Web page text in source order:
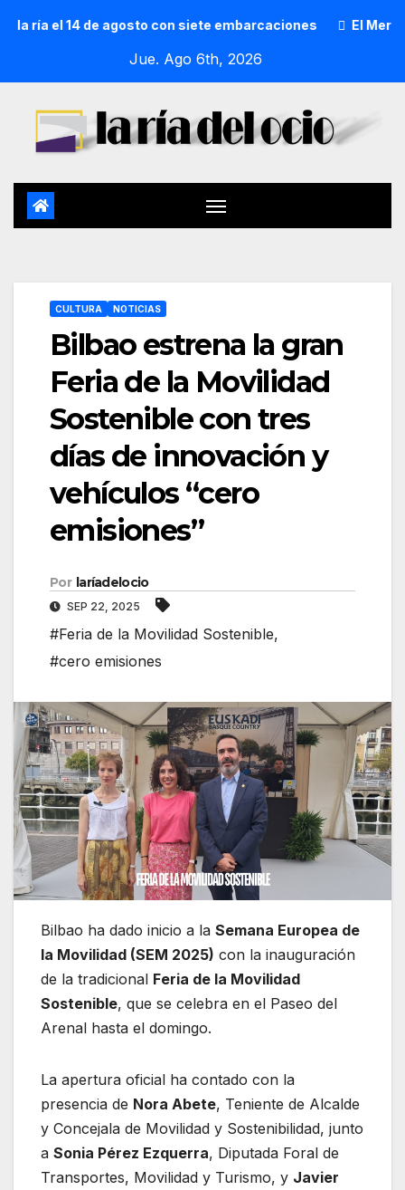
el 14 de agosto con siete embarcaciones El Mercado
Jue. Ago 6th, 2026
CULTURA NOTICIAS
Bilbao estrena la gran
Feria de la Movilidad
Sostenible con tres
días de innovación y
vehículos “cero
emisiones”
Por laríadelocio
SEP 22, 2025
#Feria de la Movilidad Sostenible,
#cero emisiones
Bilbao ha dado inicio a la Semana Europea de
la Movilidad (SEM 2025) con la inauguración
de la tradicional Feria de la Movilidad
Sostenible, que se celebra en el Paseo del
Arenal hasta el domingo.
La apertura oficial ha contado con la
presencia de Nora Abete, Teniente de Alcalde
y Concejala de Movilidad y Sostenibilidad, junto
a Sonia Pérez Ezquerra, Diputada Foral de
Transportes, Movilidad y Turismo, y Javier